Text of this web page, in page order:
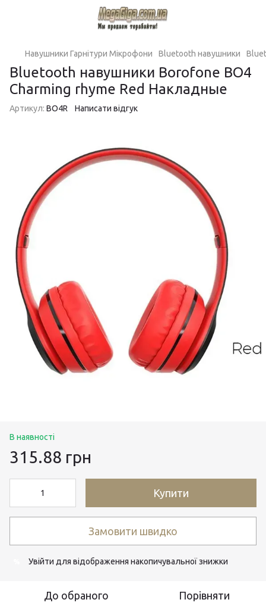
Навушники Гарнітури Мікрофони Bluetooth навушники
Bluetooth навушники Borofone BO4
Charming rhyme Red Накладные
Артикул: BO4R Написати відгук
В наявності
315.88 грн
Купити
Замовити швидко
Увійти для відображення накопичувальної знижки
До обраного Порівняти